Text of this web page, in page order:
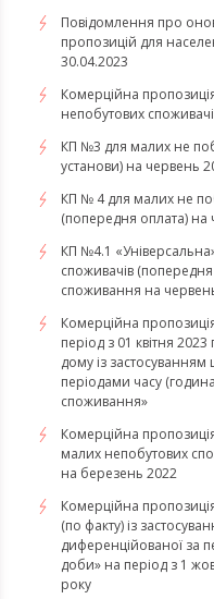
Повідомлення про
пропозицій для
30.04.2023
Комерційна
непобутових
КП №3 для малих не
установи) на червень
КП № 4 для малих не
(попередня оплата) на
КП №4.1
споживачів
споживання на
​​​​​​​Комерційна
період з 01 квітня
дому із
періодами часу
споживання»
​​​​​​​Комерційна
малих непобутових
на березень 2022
Комерційна
(по факту) із
диференційованої за
доби» на період з 1
року